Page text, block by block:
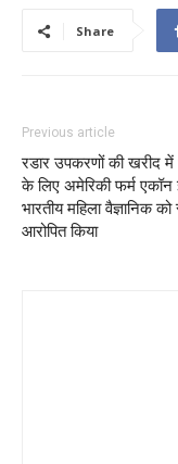
Share
Previous article
रडार उपकरणों की खरीद में
के लिए अमेरिकी फर्म
भारतीय महिला वैज्ञानिक
आरोपित किया